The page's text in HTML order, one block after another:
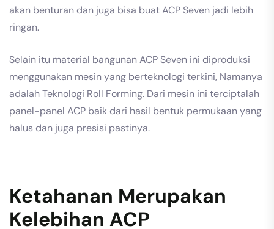
akan benturan dan juga bisa buat ACP Seven jadi lebih
ringan.
Selain itu material bangunan ACP Seven ini diproduksi
menggunakan mesin yang berteknologi terkini, Namanya
adalah Teknologi Roll Forming. Dari mesin ini terciptalah
panel-panel ACP baik dari hasil bentuk permukaan yang
halus dan juga presisi pastinya.
Ketahanan Merupakan
Kelebihan ACP